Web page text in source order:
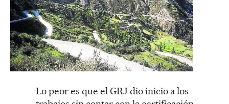
Lo peor es que el GRJ dio inicio a los